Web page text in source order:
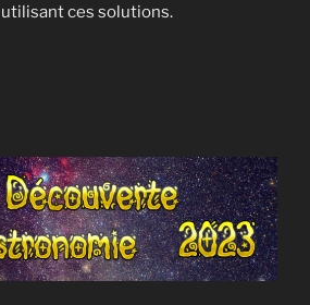
ces solutions.